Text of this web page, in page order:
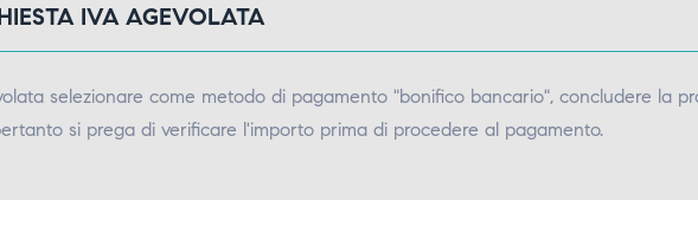
IVA AGEVOLATA
selezionare come metodo di pagamento "bonifico bancario", concludere la
si prega di verificare l'importo prima di procedere al pagamento.